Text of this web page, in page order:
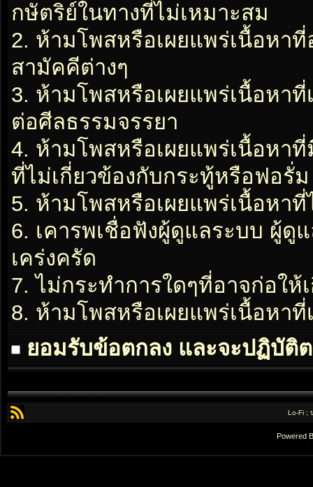
กษัตริย์ในทางที่ไม่เหมาะสม
2. ห้ามโพสหรือเผยแพร่เนื้อหา
สามัคคีต่างๆ
3. ห้ามโพสหรือเผยแพร่เนื้อหา
ต่อศีลธรรมจรรยา
4. ห้ามโพสหรือเผยแพร่เนื้อหา
ที่ไม่เกี่ยวข้องกับกระทู้หรือฟอรั่ม
5. ห้ามโพสหรือเผยแพร่เนื้อหา
6. เคารพเชื่อฟังผู้ดูแลระบบ ผู้ดู
เคร่งครัด
7. ไม่กระทำการใดๆที่อาจก่อให้
8. ห้ามโพสหรือเผยแพร่เนื้อหา
ยอมรับข้อตกลง และจะปฏิบัติ
Lo-Fi ;
Powered